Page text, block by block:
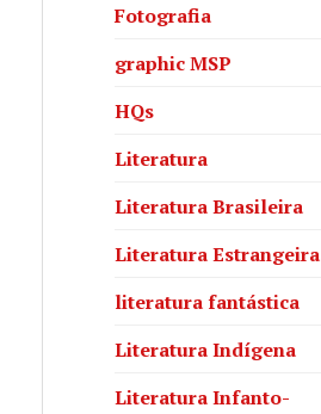
Fotografia
graphic MSP
HQs
Literatura
Literatura Brasileira
Literatura Estrangeira
literatura fantástica
Literatura Indígena
Literatura Infanto-